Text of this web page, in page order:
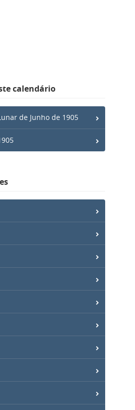
calendário
de Junho de 1905